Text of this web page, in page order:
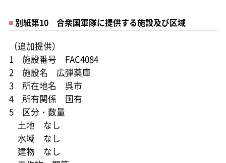
別紙第10 合衆国軍隊に提供する施設及び区域
（追加提供）
1 施設番号 FAC4084
2 施設名 広弾薬庫
3 所在地名 呉市
4 所有関係 国有
5 区分・数量
土地 なし
水域 なし
建物 なし